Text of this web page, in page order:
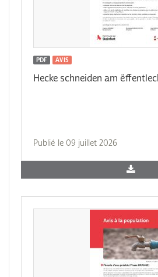
PDF AVIS
Hecke schneiden am
Publié le 09 juillet 2026